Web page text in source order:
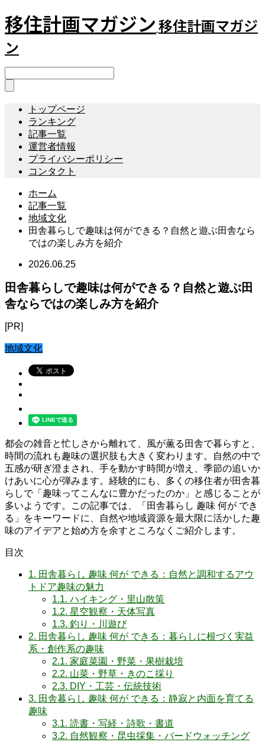
移住計画マガジン移住計画マガジ
ン
トップページ
ランキング
記事一覧
運営者情報
プライバシーポリシー
コンタクト
ホーム
記事一覧
地域文化
田舎暮らしで趣味は何ができる？自然と遊ぶ田舎なら
ではの楽しみ方を紹介
2026.06.25
田舎暮らしで趣味は何ができる？自然と遊ぶ田
舎ならではの楽しみ方を紹介
[PR]
地域文化
都会の雑音と忙しさから離れて、風が薫る田舎で暮らすと、
時間の流れも趣味の選択肢も大きく変わります。自然の中で
五感が研ぎ澄まされ、手を動かす時間が増え、季節の追いか
けあいに心が弾みます。経験的にも、多くの移住者が田舎暮
らしで「趣味ってこんなに豊かだったのか」と感じることが
多いようです。この記事では、「田舎暮らし 趣味 何が でき
る」をキーワードに、自然や地域資源を最大限に活かした趣
味のアイデアと始め方を余すところなくご紹介します。
目次
1. 田舎暮らし 趣味 何が できる：自然と調和するアウ
トドア趣味の魅力
1.1. ハイキング・里山散策
1.2. 星空観察・天体写真
1.3. 釣り・川遊び
2. 田舎暮らし 趣味 何が できる：暮らしに根づく実益
系・創作系の趣味
2.1. 家庭菜園・野菜・果樹栽培
2.2. 山菜・野草・きのこ採り
2.3. DIY・工芸・伝統技術
3. 田舎暮らし 趣味 何が できる：静寂と内面を育てる
趣味
3.1. 読書・写経・詩歌・書道
3.2. 自然観察・昆虫採集・バードウォッチング